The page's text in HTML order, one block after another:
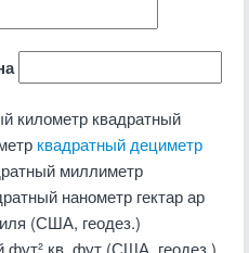
километр квадратный
квадратный дециметр
миллиметр
нанометр гектар ар
(США, геодез.)
фут² кв. фут (США, геодез.)